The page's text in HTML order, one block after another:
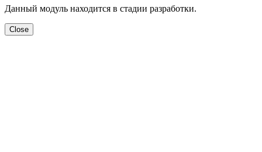
Данный модуль находится в стадии разработки.
Close